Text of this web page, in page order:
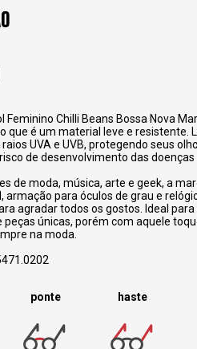
Feminino Chilli Beans Bossa Nova
que é um material leve e resistente.
UVA e UVB, protegendo seus
de desenvolvimento das doenças
de moda, música, arte e geek, a
armação para óculos de grau e
agradar todos os gostos. Ideal
peças únicas, porém com aquele
na moda.
ponte haste